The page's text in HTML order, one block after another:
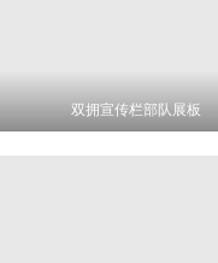
双拥宣传栏部队展板